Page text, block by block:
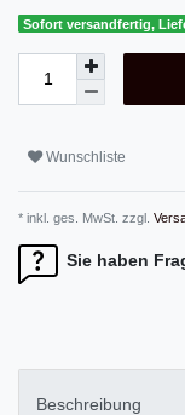
Sofort versandfertig,
Wunschliste
* inkl. ges. MwSt. zzgl.
Sie haben
Beschreibung